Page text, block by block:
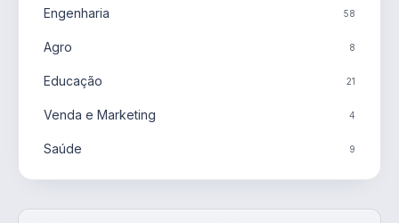
Engenharia 58
Agro 8
Educação 21
Venda e Marketing 4
Saúde 9